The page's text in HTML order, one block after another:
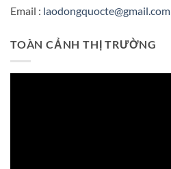
Email : laodongquocte@gmail.com
TOÀN CẢNH THỊ TRƯỜNG